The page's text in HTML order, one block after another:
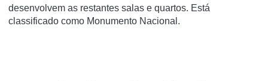
desenvolvem as restantes salas e quartos. Está
classificado como Monumento Nacional.